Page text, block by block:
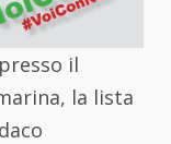
il
la lista